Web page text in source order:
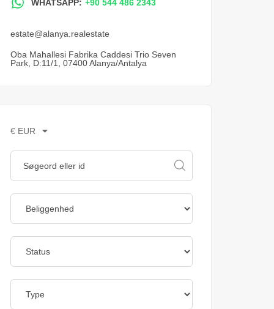
WHATSAPP: +90 544 486 2343
estate@alanya.realestate
Oba Mahallesi Fabrika Caddesi Trio Seven
Park, D:11/1, 07400 Alanya/Antalya
€ EUR